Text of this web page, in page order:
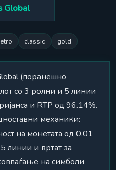
Global
classic gold
(поранешно
со 3 ролни и 5 линии
и RTP од 96.14%.
механики:
на монетата од 0.01
линии и вртат за
на симболи